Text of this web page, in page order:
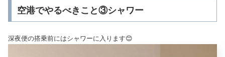
空港でやるべきこと③シャワー
深夜便の搭乗前にはシャワーに入ります😊